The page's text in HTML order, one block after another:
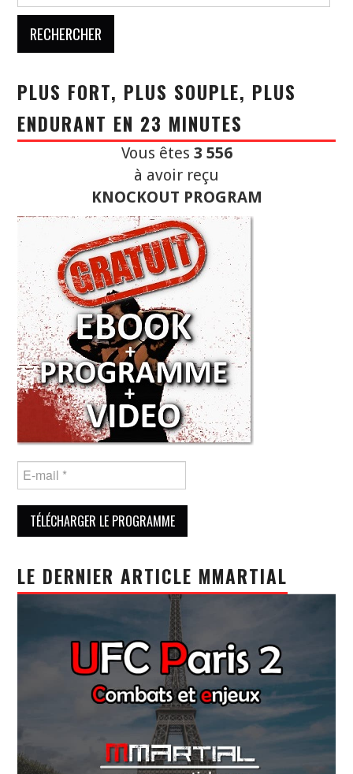
PLUS FORT, PLUS SOUPLE, PLUS
ENDURANT EN 23 MINUTES
Vous êtes 3 556
à avoir reçu
KNOCKOUT PROGRAM
LE DERNIER ARTICLE MMARTIAL